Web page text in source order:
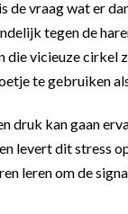
de vraag wat er
tegen de
vicieuze cirkel
te gebruiken
druk kan gaan
levert dit stress
leren om de